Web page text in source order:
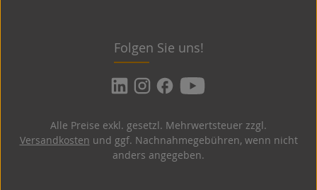
Folgen Sie uns!
Alle Preise exkl. gesetzl. Mehrwertsteuer zzgl.
Versandkosten und ggf. Nachnahmegebühren, wenn nicht
anders angegeben.